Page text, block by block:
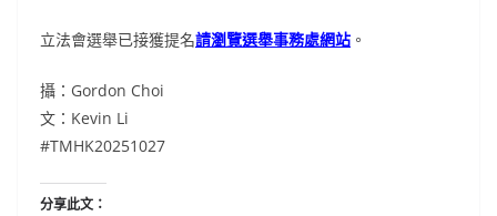
立法會選舉已接獲提名請瀏覽選舉事務處網站 。
攝：Gordon Choi
文：Kevin Li
#TMHK20251027
分享此文：